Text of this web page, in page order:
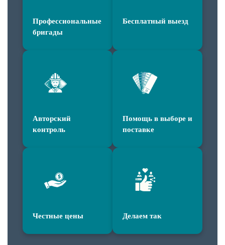
Профессиональные
бригады
Бесплатный выезд
Авторский
контроль
Помощь в выборе и
поставке
Честные цены Делаем так